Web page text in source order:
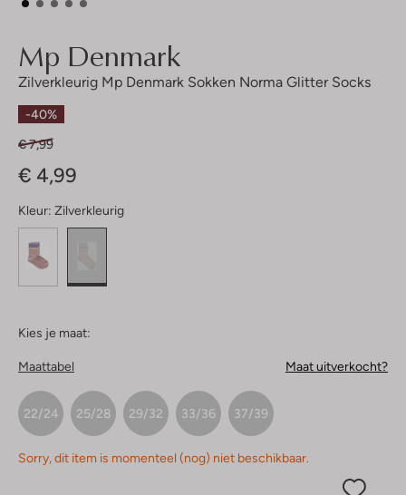
Mp Denmark
Zilverkleurig Mp Denmark Sokken Norma Glitter Socks
-40%
€ 7,99
€ 4,99
Kleur: Zilverkleurig
Kies je maat:
Maattabel Maat uitverkocht?
22/24 25/28 29/32 33/36 37/39
Sorry, dit item is momenteel (nog) niet beschikbaar.